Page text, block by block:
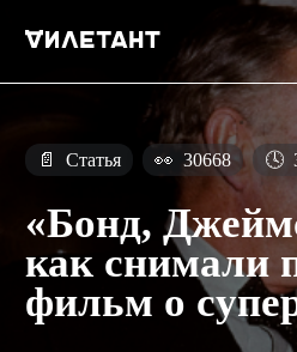
📄 Статья 👀 30668 🕓
«Бонд,
как снимали
фильм о